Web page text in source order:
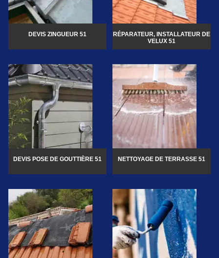
DEVIS ZINGUEUR 51
RÉPARATEUR, INSTALLATEUR DE
VELUX 51
DEVIS POSE DE GOUTTIÈRE 51 NETTOYAGE DE TERRASSE 51